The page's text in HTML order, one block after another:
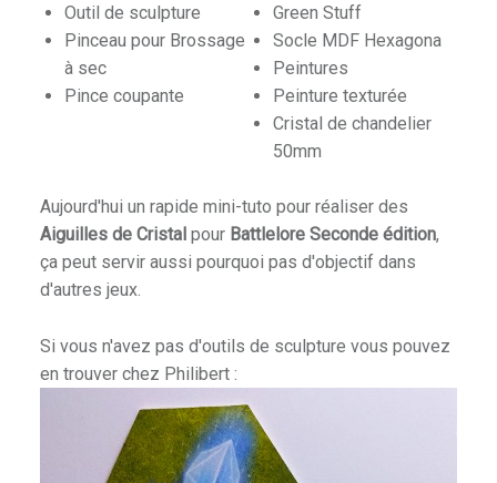
T
D
U
H
Y
.
Outil de sculpture
Pinceau pour Brossage
à sec
Pince coupante
Green Stuff
Socle MDF Hexagona
Peintures
Peinture texturée
Cristal de chandelier
50mm
Aujourd'hui un rapide mini-tuto pour réaliser des
Aiguilles de Cristal pour Battlelore Seconde édition,
ça peut servir aussi pourquoi pas d'objectif dans
d'autres jeux.
Si vous n'avez pas d'outils de sculpture vous pouvez
en trouver chez Philibert :